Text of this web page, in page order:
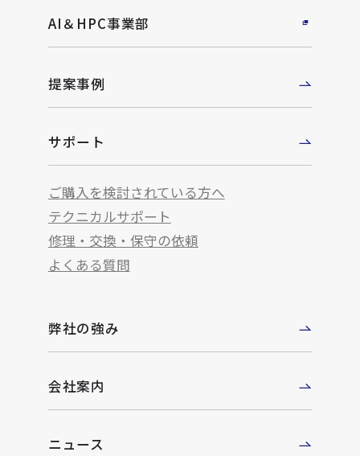
AI＆HPC事業部
提案事例
サポート
ご購入を検討されている方へ
テクニカルサポート
修理・交換・保守の依頼
よくある質問
弊社の強み
会社案内
ニュース